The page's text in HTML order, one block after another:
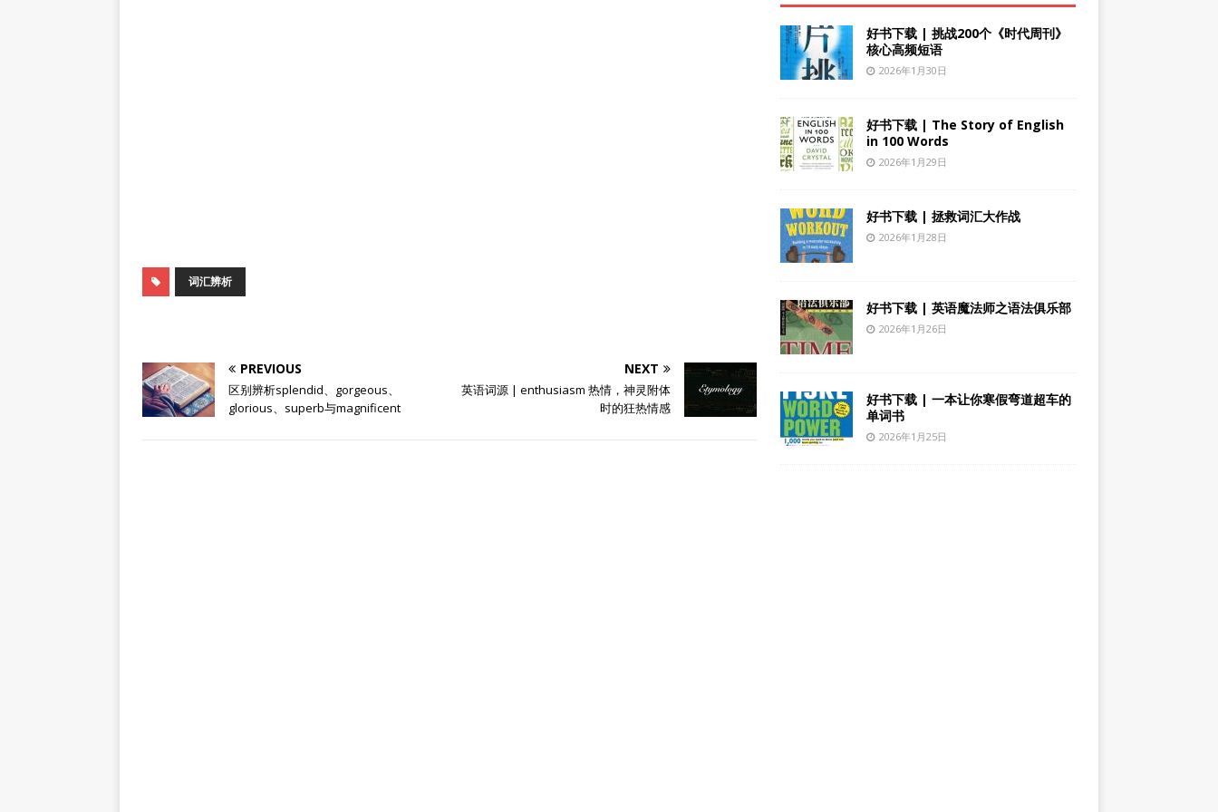
词汇辨析
PREVIOUS
区别辨析splendid、gorgeous、
glorious、superb与magnificent
NEXT
英语词源 | enthusiasm 热情，神灵附体
时的狂热情感
好书下载 | 挑战200个《时代周刊》
核心高频短语
2026年1月30日
好书下载 | The Story of English
in 100 Words
2026年1月29日
好书下载 | 拯救词汇大作战
2026年1月28日
好书下载 | 英语魔法师之语法俱乐部
2026年1月26日
好书下载 | 一本让你寒假弯道超车的
单词书
2026年1月25日